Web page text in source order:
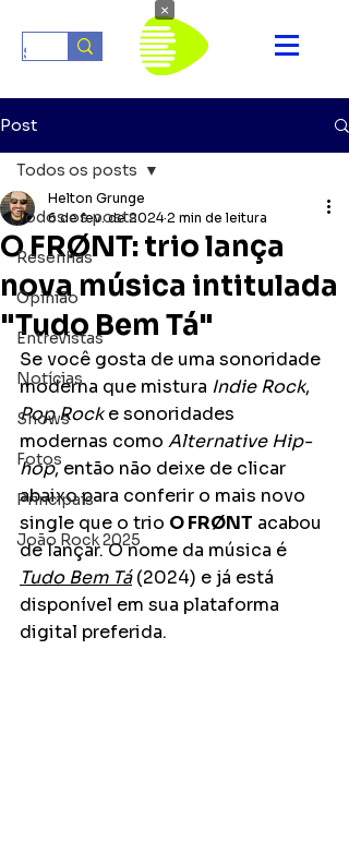
Post
Todos os posts
Resenhas
Opinião
Entrevistas
Notícias
Shows
Fotos
Principais
João Rock 2025
Todos os posts
O FRØNT: trio lança
nova música intitulada
"Tudo Bem Tá"
Helton Grunge
6 de fev. de 2024 2 min de leitura
Se você gosta de uma sonoridade
moderna que mistura Indie Rock,
Pop Rock e sonoridades
modernas como Alternative Hip-
hop, então não deixe de clicar
abaixo para conferir o mais novo
single que o trio O FRØNT acabou
de lançar. O nome da música é
Tudo Bem Tá (2024) e já está
disponível em sua plataforma
digital preferida.
×